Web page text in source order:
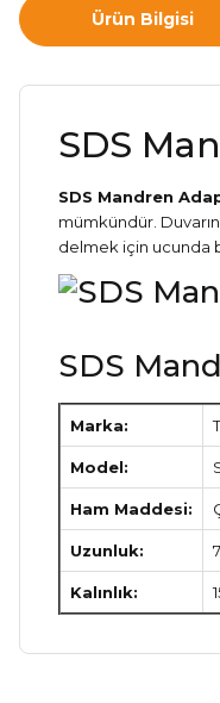
Ürün Bilgisi
SDS
SDS Mandren
mümkündür.
delmek için ucunda
SDS
Marka:
Model:
Ham Maddesi:
Uzunluk:
Kalınlık: